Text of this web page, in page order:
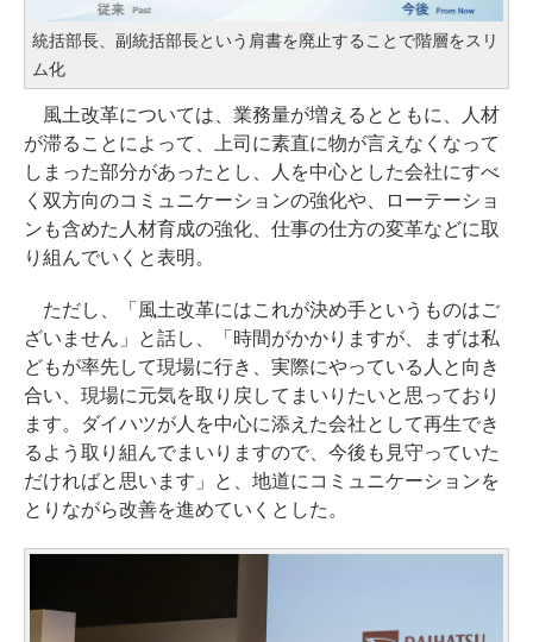
統括部長、副統括部長という肩書を廃止することで階層をスリ
ム化
風土改革については、業務量が増えるとともに、人材
が滞ることによって、上司に素直に物が言えなくなって
しまった部分があったとし、人を中心とした会社にすべ
く双方向のコミュニケーションの強化や、ローテーショ
ンも含めた人材育成の強化、仕事の仕方の変革などに取
り組んでいくと表明。
ただし、「風土改革にはこれが決め手というものはご
ざいません」と話し、「時間がかかりますが、まずは私
どもが率先して現場に行き、実際にやっている人と向き
合い、現場に元気を取り戻してまいりたいと思っており
ます。ダイハツが人を中心に添えた会社として再生でき
るよう取り組んでまいりますので、今後も見守っていた
だければと思います」と、地道にコミュニケーションを
とりながら改善を進めていくとした。